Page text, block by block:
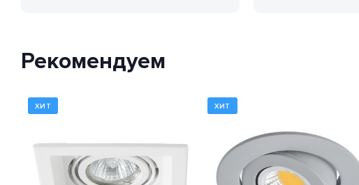
защиты внешней оболочки
устройства от попадания внутрь
Рекомендуем
ХИТ ХИТ